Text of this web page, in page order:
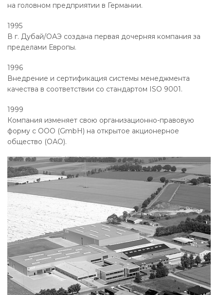
на головном предприятии в Германии.
1995
В г. Дубай/ОАЭ создана первая дочерняя компания за
пределами Европы.
1996
Внедрение и сертификация системы менеджмента
качества в соответствии со стандартом ISO 9001.
1999
Компания изменяет свою организационно-правовую
форму с ООО (GmbH) на открытое акционерное
общество (ОАО).